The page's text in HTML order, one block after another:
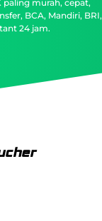
paling murah, cepat,
BCA, Mandiri, BRI,
24 jam.